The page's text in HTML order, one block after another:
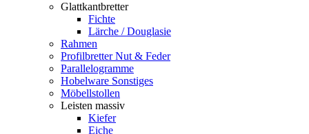
Glattkantbretter
Fichte
Lärche / Douglasie
Rahmen
Profilbretter Nut & Feder
Parallelogramme
Hobelware Sonstiges
Möbellstollen
Leisten massiv
Kiefer
Eiche